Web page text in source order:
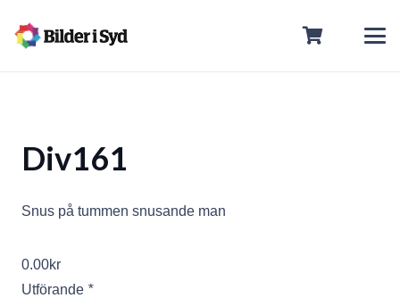
Div161
Snus på tummen snusande man
0.00kr
Utförande *